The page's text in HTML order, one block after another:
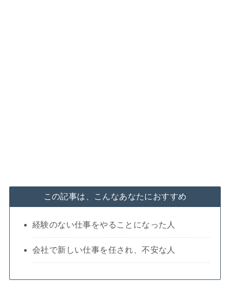
この記事は、こんなあなたにおすすめ
経験のない仕事をやることになった人
会社で新しい仕事を任され、不安な人